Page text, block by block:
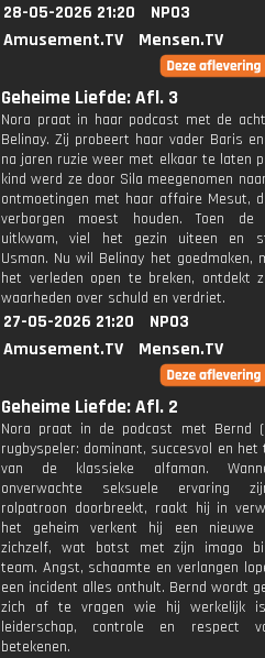
28-05-2026 21:20
NPO3
Amusement.TV
Mensen.TV
Geheime Liefde: Afl. 3
Nora praat in haar podcast met de
Belinay. Zij probeert haar vader Baris
na jaren ruzie weer met elkaar te laten
kind werd ze door Sila meegenomen
ontmoetingen met haar affaire Mesut,
verborgen moest houden. Toen de
uitkwam, viel het gezin uiteen en
Usman. Nu wil Belinay het goedmaken,
het verleden open te breken, ontdekt
waarheden over schuld en verdriet.
27-05-2026 21:20
NPO3
Amusement.TV
Mensen.TV
Geheime Liefde: Afl. 2
Nora praat in de podcast met Bernd
rugbyspeler: dominant, succesvol en het
van de klassieke alfaman.
onverwachte seksuele ervaring
rolpatroon doorbreekt, raakt hij in
het geheim verkent hij een nieuwe
zichzelf, wat botst met zijn imago
team. Angst, schaamte en verlangen
een incident alles onthult. Bernd wordt
zich af te vragen wie hij werkelijk
leiderschap, controle en respect
betekenen.